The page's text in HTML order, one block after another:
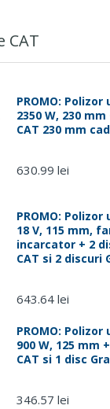
CAT
PROMO: Polizor
2350 W, 230
CAT 230 mm
630.99 lei
PROMO: Polizor
18 V, 115 mm,
incarcator + 2
CAT si 2 discuri
643.64 lei
PROMO: Polizor
900 W, 125 mm
CAT si 1 disc
346.57 lei